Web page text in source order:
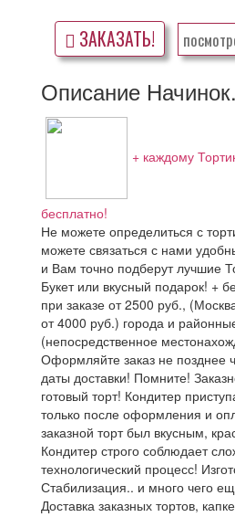
ЗАКАЗАТЬ!
Описание
+ каждому
бесплатно!
Не можете определиться с
можете связаться с нами
и Вам точно подберут лучшие
Букет или вкусный подарок! +
при заказе от 2500 руб.,
от 4000 руб.) города и
(непосредственное
Оформляйте заказ не позднее
даты доставки! Помните!
готовый торт! Кондитер
только после оформления и
заказной торт был вкусным,
Кондитер строго соблюдает
технологический процесс!
Стабилизация.. и много чего
Доставка заказных тортов,